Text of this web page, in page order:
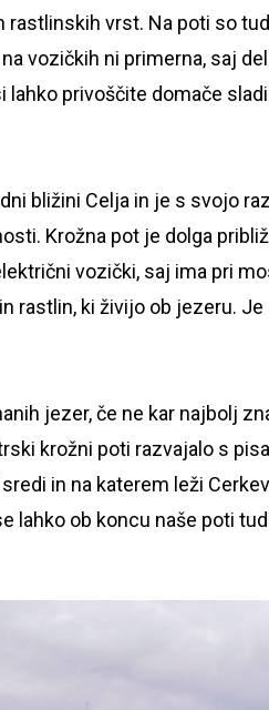
rastlinskih vrst. Na poti so
vozičkih ni primerna, saj
lahko privoščite domače
bližini Celja in je s svojo
Krožna pot je dolga
vozički, saj ima pri
rastlin, ki živijo ob jezeru.
jezer, če ne kar najbolj
krožni poti razvajalo s
in na katerem leži
lahko ob koncu naše poti